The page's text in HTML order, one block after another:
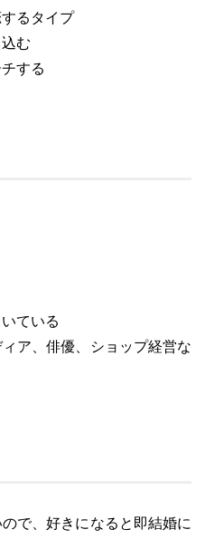
るタイプ
む
する
ている
ア、俳優、ショップ経営な
で、好きになると即結婚に